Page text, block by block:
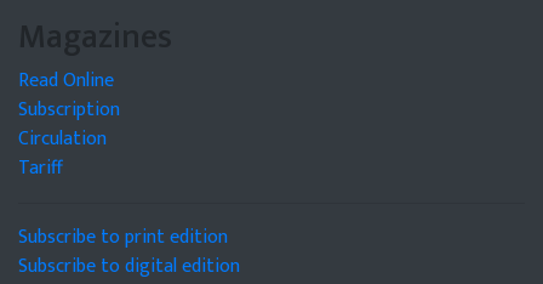
Magazines
Read Online
Subscription
Circulation
Tariff
Subscribe to print edition
Subscribe to digital edition